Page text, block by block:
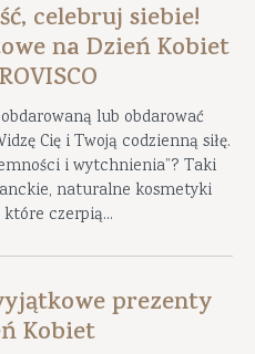
celebruj siebie!
na Dzień Kobiet
lub obdarować
Cię i Twoją codzienną siłę.
i wytchnienia”? Taki
naturalne kosmetyki
które czerpią...
prezenty
Kobiet